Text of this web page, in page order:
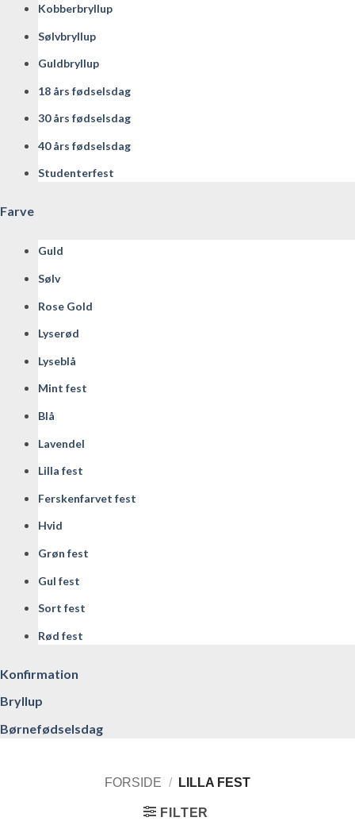
Kobberbryllup
Sølvbryllup
Guldbryllup
18 års fødselsdag
30 års fødselsdag
40 års fødselsdag
Studenterfest
Farve
Guld
Sølv
Rose Gold
Lyserød
Lyseblå
Mint fest
Blå
Lavendel
Lilla fest
Ferskenfarvet fest
Hvid
Grøn fest
Gul fest
Sort fest
Rød fest
Konfirmation
Bryllup
Børnefødselsdag
FORSIDE / LILLA FEST
FILTER